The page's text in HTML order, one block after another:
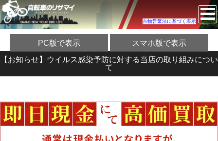
古物営業法に基づく表示
PC版で表示 スマホ版で表示
【お知らせ】ウイルス感染予防に対する当店の取り組みについ
て